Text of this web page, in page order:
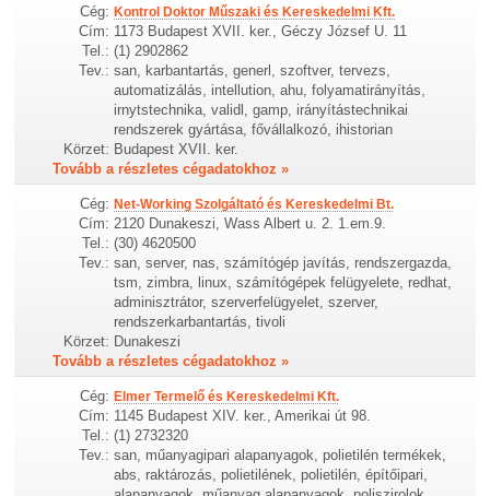
Cég: Kontrol Doktor Műszaki és Kereskedelmi Kft.
Cím: 1173 Budapest XVII. ker., Géczy József U. 11
Tel.: (1) 2902862
Tev.: san, karbantartás, generl, szoftver, tervezs,
automatizálás, intellution, ahu, folyamatirányítás,
irnytstechnika, validl, gamp, irányítástechnikai
rendszerek gyártása, fővállalkozó, ihistorian
Körzet: Budapest XVII. ker.
Tovább a részletes cégadatokhoz »
Cég: Net-Working Szolgáltató és Kereskedelmi Bt.
Cím: 2120 Dunakeszi, Wass Albert u. 2. 1.em.9.
Tel.: (30) 4620500
Tev.: san, server, nas, számítógép javítás, rendszergazda,
tsm, zimbra, linux, számítógépek felügyelete, redhat,
adminisztrátor, szerverfelügyelet, szerver,
rendszerkarbantartás, tivoli
Körzet: Dunakeszi
Tovább a részletes cégadatokhoz »
Cég: Elmer Termelő és Kereskedelmi Kft.
Cím: 1145 Budapest XIV. ker., Amerikai út 98.
Tel.: (1) 2732320
Tev.: san, műanyagipari alapanyagok, polietilén termékek,
abs, raktározás, polietilének, polietilén, építőipari,